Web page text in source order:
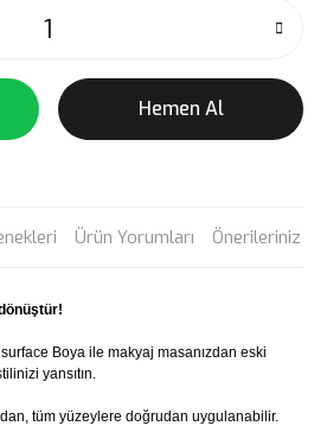
Hemen Al
Ürün Yorumları Önerileriniz
Boya ile makyaj masanızdan eski
yansıtın.
tüm yüzeylere doğrudan uygulanabilir.